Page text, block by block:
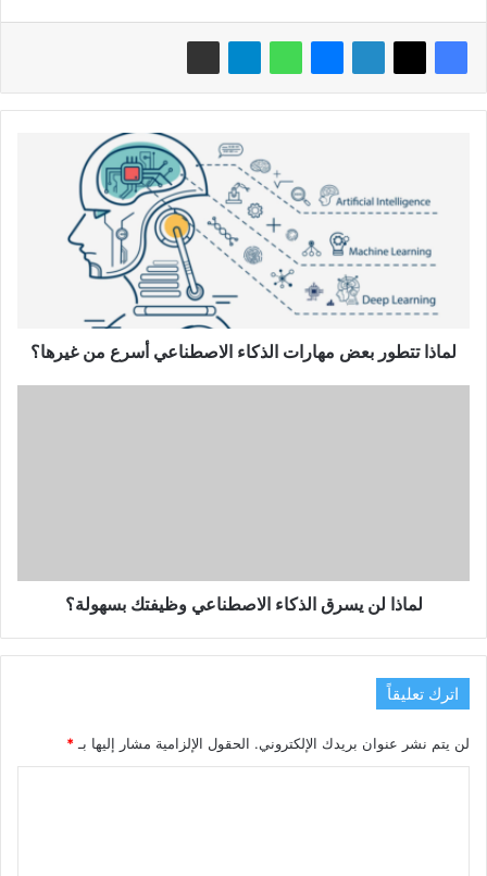
مهارات
الاصطناعي
لماذا تتطور بعض مهارات الذكاء الاصطناعي أسرع من غيرها؟
لماذا لن يسرق الذكاء الاصطناعي وظيفتك بسهولة؟
اترك تعليقاً
لن يتم نشر عنوان بريدك الإلكتروني. الحقول الإلزامية مشار إليها بـ *